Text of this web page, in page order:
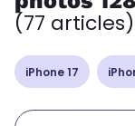
(77 articles)
iPhone 17